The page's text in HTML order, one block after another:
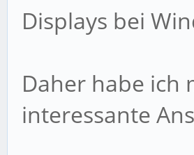
Displays bei
Daher habe ich
interessante